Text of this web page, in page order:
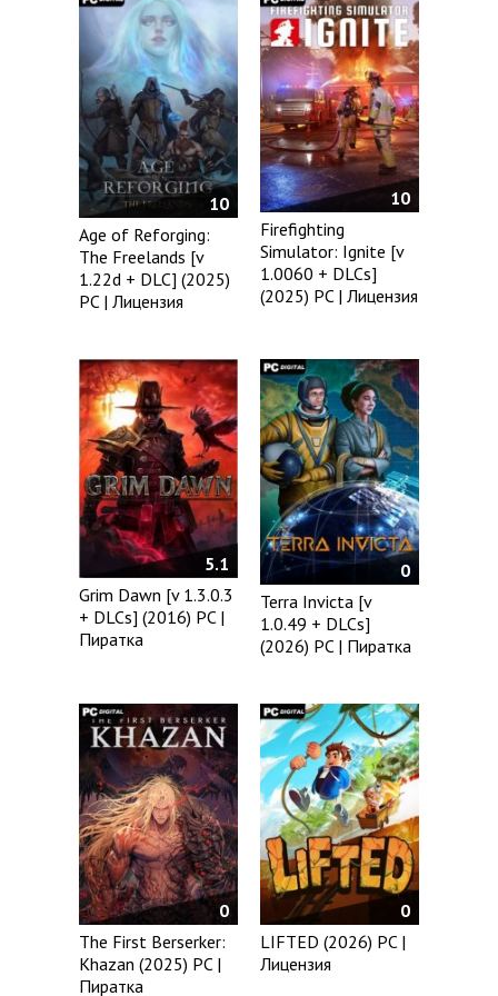
10
Age of Reforging:
The Freelands [v
1.22d + DLC] (2025)
PC | Лицензия
10
Firefighting
Simulator: Ignite [v
1.0060 + DLCs]
(2025) PC | Лицензия
5.1
Grim Dawn [v 1.3.0.3
+ DLCs] (2016) PC |
Пиратка
0
Terra Invicta [v
1.0.49 + DLCs]
(2026) PC | Пиратка
0
The First Berserker:
Khazan (2025) PC |
Пиратка
0
LIFTED (2026) PC |
Лицензия